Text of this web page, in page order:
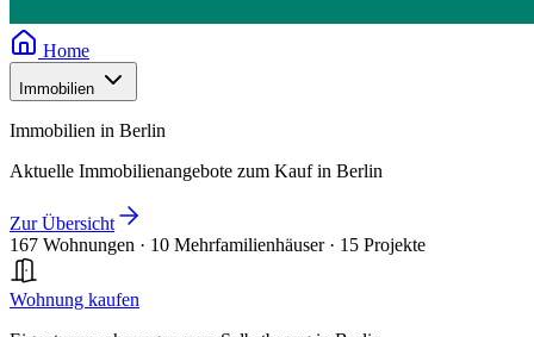
Home
Immobilien
Immobilien in Berlin
Aktuelle Immobilienangebote zum Kauf in Berlin
Zur Übersicht
167 Wohnungen · 10 Mehrfamilienhäuser · 15 Projekte
Wohnung kaufen